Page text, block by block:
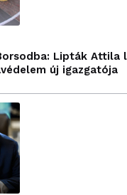
Lipták Attila
új igazgatója